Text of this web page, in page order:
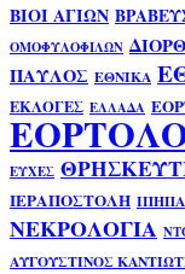
ΒΙΟΙ ΑΓΙΩΝ
ΟΜΟΦΥΛΟΦΙΛΩΝ
ΠΑΥΛΟΣ ΕΘΝΙΚΑ
ΕΚΛΟΓΕΣ ΕΛΛΑΔΑ
ΕΥΧΕΣ
ΙΕΡΑΠΟΣΤΟΛΗ ΙΠΗΠΑ
ΝΕΚΡΟΛΟΓΙΑ
ΑΥΓΟΥΣΤΙΝΟΣ